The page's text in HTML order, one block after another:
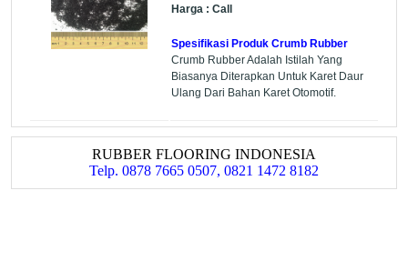
Harga : Call
Spesifikasi Produk Crumb Rubber
Crumb Rubber Adalah Istilah Yang
Biasanya Diterapkan Untuk Karet Daur
Ulang Dari Bahan Karet Otomotif.
RUBBER FLOORING INDONESIA
Telp. 0878 7665 0507, 0821 1472 8182